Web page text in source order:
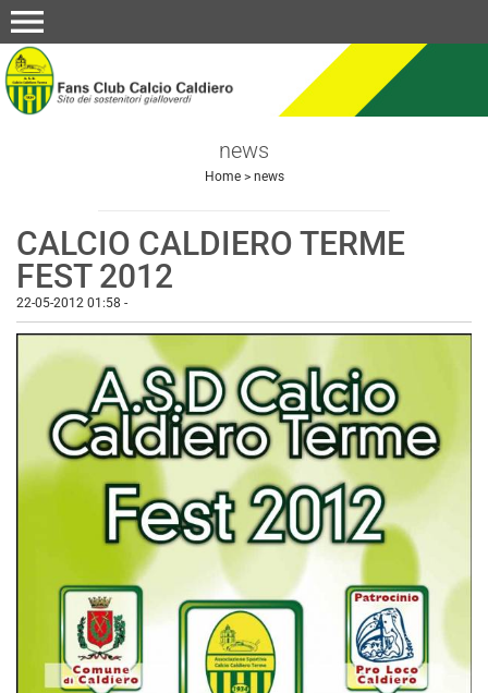
menu
news
Home> news
CALCIO CALDIERO TERME
FEST 2012
22-05-2012 01:58 -